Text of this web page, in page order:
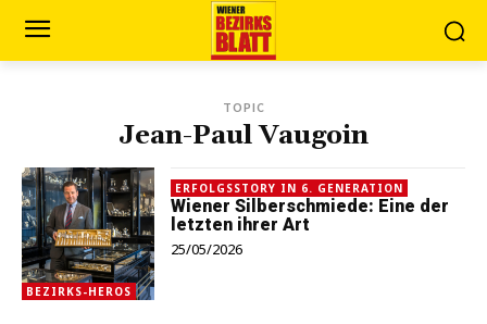
TOPIC
Jean-Paul Vaugoin
BEZIRKS-HEROS
ERFOLGSSTORY IN 6. GENERATION
Wiener Silberschmiede: Eine der
letzten ihrer Art
25/05/2026